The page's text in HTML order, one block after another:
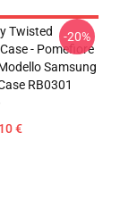
Twisted
- Pomefiore
Samsung
RB0301
€
-20%